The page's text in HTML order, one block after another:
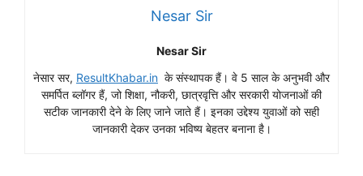
Nesar Sir
Nesar Sir
नेसार सर, ResultKhabar.in के संस्थापक हैं। वे 5 साल के अनुभवी और
समर्पित ब्लॉगर हैं, जो शिक्षा, नौकरी, छात्रवृत्ति और सरकारी योजनाओं की
सटीक जानकारी देने के लिए जाने जाते हैं। इनका उद्देश्य युवाओं को सही
जानकारी देकर उनका भविष्य बेहतर बनाना है।